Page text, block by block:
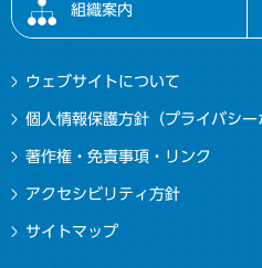
組織案内
ウェブサイトについて
個人情報保護方針（プライバシー
著作権・免責事項・リンク
アクセシビリティ方針
サイトマップ